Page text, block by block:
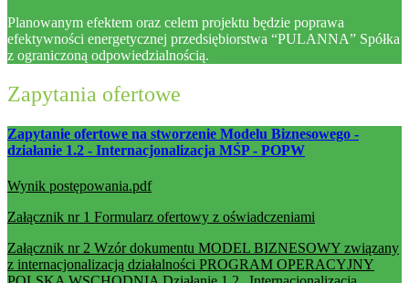
Planowanym efektem oraz celem projektu będzie poprawa
efektywności energetycznej przedsiębiorstwa “PULANNA” Spółka
z ograniczoną odpowiedzialnością.
Zapytania ofertowe
Zapytanie ofertowe na stworzenie Modelu Biznesowego -
działanie 1.2 - Internacjonalizacja MŚP - POPW
Wynik postępowania.pdf
Załącznik nr 1 Formularz ofertowy z oświadczeniami
Załącznik nr 2 Wzór dokumentu MODEL BIZNESOWY związany
z internacjonalizacją działalności PROGRAM OPERACYJNY